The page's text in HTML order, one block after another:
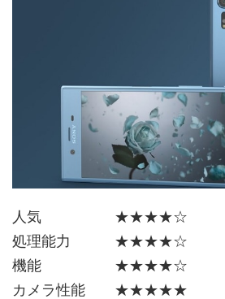
人気 ★★★★☆
処理能力 ★★★★☆
機能 ★★★★☆
カメラ性能 ★★★★★